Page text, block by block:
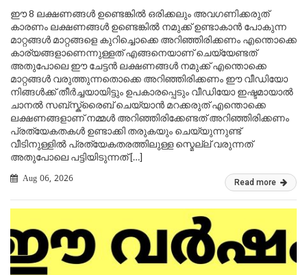
ഈ 8 ലക്ഷണങ്ങൾ ഉണ്ടെങ്കിൽ ഒരിക്കലും അവഗണിക്കരുത്
കാരണം ലക്ഷണങ്ങൾ ഉണ്ടെങ്കിൽ നമുക്ക് ഉണ്ടാകാൻ പോകുന്ന
മാറ്റങ്ങൾ മാറ്റങ്ങളെ കുറിച്ചൊക്കെ അറിഞ്ഞിരിക്കണം എന്തൊക്കെ
കാര്യങ്ങളാണെന്നുള്ളത് എങ്ങനെയാണ് ചെയ്യേണ്ടത്
അതുപോലെ ഈ ചേട്ടൻ ലക്ഷണങ്ങൾ നമുക്ക് എന്തൊക്കെ
മാറ്റങ്ങൾ വരുത്തുന്നതൊക്കെ അറിഞ്ഞിരിക്കണം ഈ വീഡിയോ
നിങ്ങൾക്ക് തീർച്ചയായിട്ടും ഉപകാരപ്പെടും വീഡിയോ ഇഷ്ടമായാൽ
ചാനൽ സബ്സ്ക്രൈബ് ചെയ്യാൻ മറക്കരുത് എന്തൊക്കെ
ലക്ഷണങ്ങളാണ് നമ്മൾ അറിഞ്ഞിരിക്കേണ്ടത് അറിഞ്ഞിരിക്കണം
പ്രത്യേകതകൾ ഉണ്ടാക്കി തരുകയും ചെയ്യുന്നുണ്ട്
വീടിനുള്ളിൽ പ്രത്യേകതരത്തിലുള്ള സ്മെല്ല് വരുന്നത്
അതുപോലെ പട്ടിയിടുന്നത് […]
Aug 06, 2026 Read more